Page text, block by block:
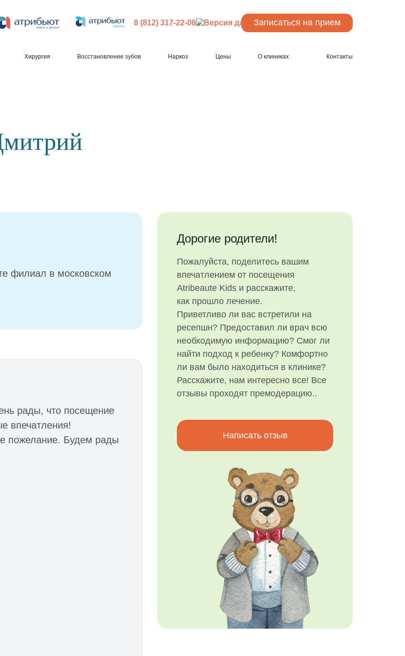
8 (812) 317-22-06 Записаться на прием
Хирургия Восстановление зубов Наркоз Цены О клиниках Контакты
филиал в московском
рады, что посещение
впечатления!
пожелание. Будем рады
Дорогие родители!
Пожалуйста, поделитесь вашим
впечатлением от посещения
Atribeaute Kids и расскажите,
как прошло лечение.
Приветливо ли вас встретили на
ресепшн? Предоставил ли врач всю
необходимую информацию? Смог ли
найти подход к ребенку? Комфортно
ли вам было находиться в клинике?
Расскажите, нам интересно все! Все
отзывы проходят премодерацию..
Написать отзыв